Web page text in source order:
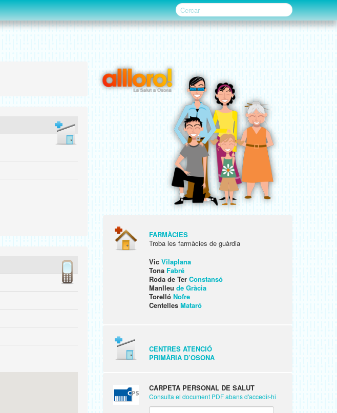
FARMÀCIES
Troba les farmàcies de guàrdia
Vic Vilaplana
Tona Fabré
Roda de Ter Constansó
Manlleu de Gràcia
Torelló Nofre
Centelles Mataró
CENTRES ATENCIÓ
PRIMÀRIA D’OSONA
CARPETA PERSONAL DE SALUT
Consulta el document PDF abans d'accedir-hi